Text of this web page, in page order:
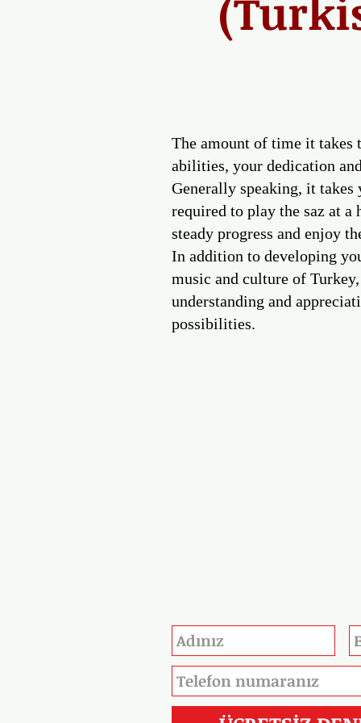
The amount of time it takes
abilities, your dedication
Generally speaking, it
required to play the saz at
steady progress and enjoy
In addition to developing
music and culture of
understanding and
possibilities.